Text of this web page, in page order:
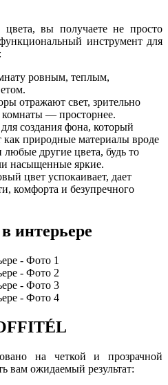
вы получаете не просто
инструмент для
ровным, теплым,
отражают свет, зрительно
— просторнее.
создания фона, который
как природные материалы вроде
любые другие цвета, будь то
насыщенные яркие.
цвет успокаивает, дает
комфорта и безупречного
интерьере
на четкой и прозрачной
вам ожидаемый результат: